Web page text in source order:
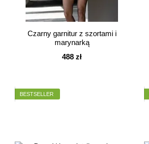
Czarny garnitur z szortami i
marynarką
488 zł
BESTSELLER